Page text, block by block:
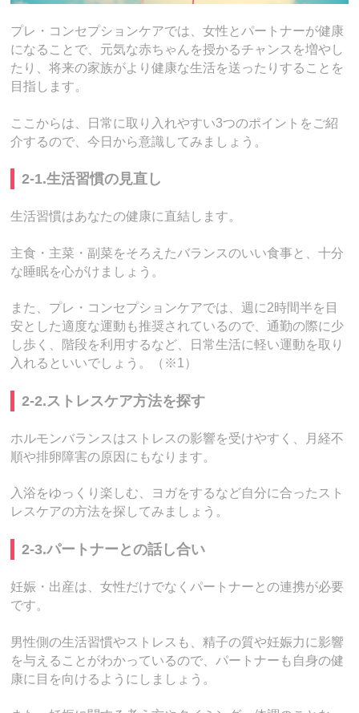
プレ・コンセプションケアでは、女性とパートナーが健康
になることで、元気な赤ちゃんを授かるチャンスを増やし
たり、将来の家族がより健康な生活を送ったりすることを
目指します。
ここからは、日常に取り入れやすい3つのポイントをご紹
介するので、今日から意識してみましょう。
2-1.生活習慣の見直し
生活習慣はあなたの健康に直結します。
主食・主菜・副菜をそろえたバランスのいい食事と、十分
な睡眠を心がけましょう。
また、プレ・コンセプションケアでは、週に2時間半を目
安とした適度な運動も推奨されているので、通勤の際に少
し歩く、階段を利用するなど、日常生活に軽い運動を取り
入れるといいでしょう。（※1）
2-2.ストレスケア方法を探す
ホルモンバランスはストレスの影響を受けやすく、月経不
順や排卵障害の原因にもなります。
入浴をゆっくり楽しむ、ヨガをするなど自分に合ったスト
レスケアの方法を探してみましょう。
2-3.パートナーとの話し合い
妊娠・出産は、女性だけでなくパートナーとの連携が必要
です。
男性側の生活習慣やストレスも、精子の質や妊娠力に影響
を与えることがわかっているので、パートナーも自身の健
康に目を向けるようにしましょう。